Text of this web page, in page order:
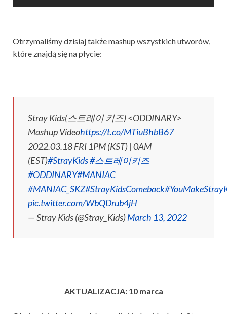
Otrzymaliśmy dzisiaj także mashup wszystkich utworów,
które znajdą się na płycie:
Stray Kids(스트레이 키즈) <ODDINARY>
Mashup Videohttps://t.co/MTiuBhbB67
2022.03.18 FRI 1PM (KST) | 0AM
(EST)#StrayKids#스트레이키즈
#ODDINARY#MANIAC
#MANIAC_SKZ#StrayKidsComeback
pic.twitter.com/WbQDrub4jH
— Stray Kids (@Stray_Kids)March 13, 2022
AKTUALIZACJA: 10 marca